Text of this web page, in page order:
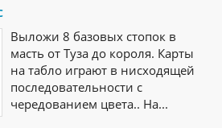
Выложи 8 базовых стопок в
масть от Туза до короля. Карты
на табло играют в нисходящей
последовательности с
чередованием цвета.. На...